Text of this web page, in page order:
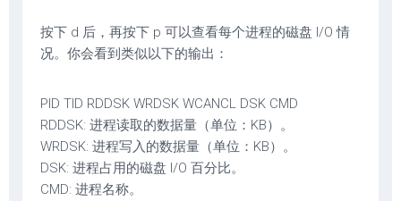
按下 d 后，再按下 p 可以查看每个进程的磁盘 I/O 情
况。你会看到类似以下的输出：
PID TID RDDSK WRDSK WCANCL DSK CMD
RDDSK: 进程读取的数据量（单位：KB）。
WRDSK: 进程写入的数据量（单位：KB）。
DSK: 进程占用的磁盘 I/O 百分比。
CMD: 进程名称。